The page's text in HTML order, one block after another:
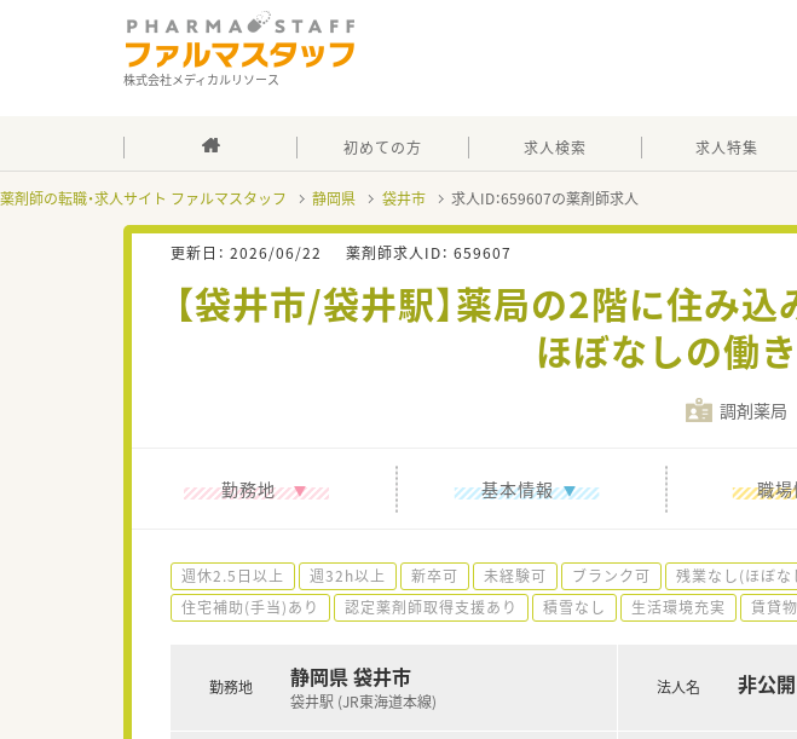
株式会社メディカルリソース
初めての方 求人検索 求人特集
薬剤師の転職・求人サイト ファルマスタッフ 静岡県 袋井市 求人ID：659607の薬剤師求人
更新日： 2026/06/22 薬剤師求人ID： 659607
【袋井市/袋井駅】薬局の2階に住み
ほぼなしの働
調剤薬局
勤務地 基本情報 職
週休2.5日以上 週32h以上 新卒可 未経験可 ブランク可 残業なし(ほぼな
住宅補助(手当)あり
認定薬剤師取得支援あり 積雪なし 生活環境充実 賃貸物
勤務地 静岡県 袋井市
袋井駅 (JR東海道本線)
法人名 非公開